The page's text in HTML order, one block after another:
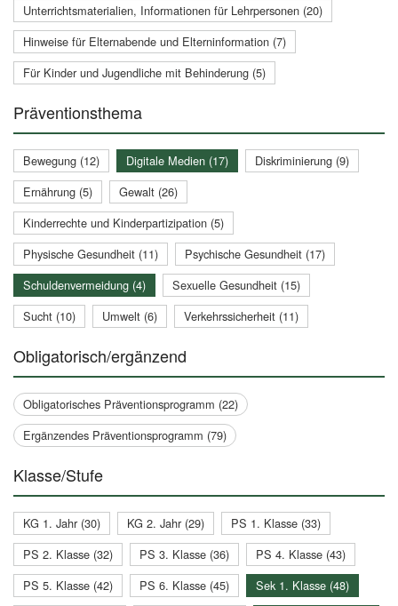
Unterrichtsmaterialien, Informationen für Lehrpersonen (20)
Hinweise für Elternabende und Elterninformation (7)
Für Kinder und Jugendliche mit Behinderung (5)
Präventionsthema
Bewegung (12) Digitale Medien (17)
Diskriminierung (9)
Ernährung (5)
Gewalt (26)
Kinderrechte und Kinderpartizipation (5)
Physische Gesundheit (11)
Psychische Gesundheit (17)
Schuldenvermeidung (4)
Sexuelle Gesundheit (15)
Sucht (10)
Umwelt (6) Verkehrssicherheit (11)
Obligatorisch/ergänzend
Obligatorisches Präventionsprogramm (22)
Ergänzendes Präventionsprogramm (79)
Klasse/Stufe
KG 1. Jahr (30) KG 2. Jahr (29)
PS 1. Klasse (33)
PS 2. Klasse (32)
PS 3. Klasse (36)
PS 4. Klasse (43)
PS 5. Klasse (42)
PS 6. Klasse (45)
Sek 1. Klasse (48)